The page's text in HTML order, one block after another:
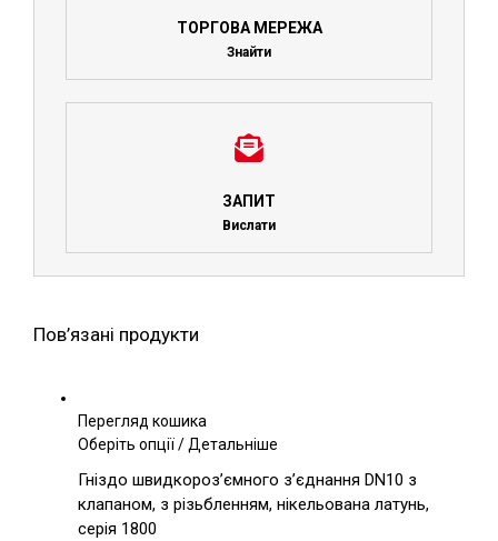
ТОРГОВА МЕРЕЖА
Знайти
ЗАПИТ
Вислати
Пов’язані продукти
Перегляд кошика
Оберіть опціїЦей
має
кілька
/Детальніше
Гніздо швидкороз’ємного з’єднання DN10 з
клапаном, з різьбленням, нікельована латунь,
серія 1800